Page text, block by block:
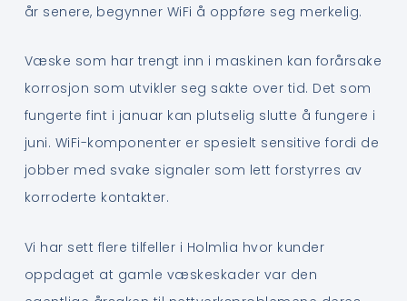
år senere, begynner WiFi å oppføre seg merkelig.
Væske som har trengt inn i maskinen kan forårsake
korrosjon som utvikler seg sakte over tid. Det som
fungerte fint i januar kan plutselig slutte å fungere i
juni. WiFi-komponenter er spesielt sensitive fordi de
jobber med svake signaler som lett forstyrres av
korroderte kontakter.
Vi har sett flere tilfeller i Holmlia hvor kunder
oppdaget at gamle væskeskader var den